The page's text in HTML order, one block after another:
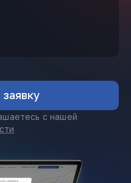
с нашей